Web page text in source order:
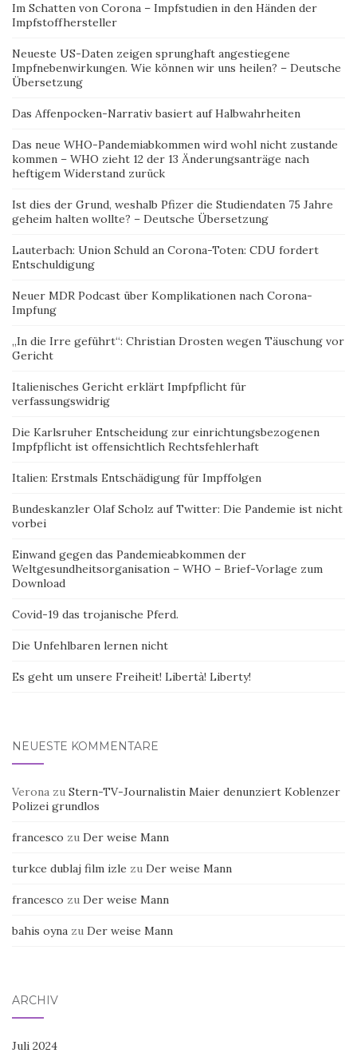
Im Schatten von Corona – Impfstudien in den Händen der
Impfstoffhersteller
Neueste US-Daten zeigen sprunghaft angestiegene
Impfnebenwirkungen. Wie können wir uns heilen? – Deutsche
Übersetzung
Das Affenpocken-Narrativ basiert auf Halbwahrheiten
Das neue WHO-Pandemiabkommen wird wohl nicht zustande
kommen – WHO zieht 12 der 13 Änderungsanträge nach
heftigem Widerstand zurück
Ist dies der Grund, weshalb Pfizer die Studiendaten 75 Jahre
geheim halten wollte? – Deutsche Übersetzung
Lauterbach: Union Schuld an Corona-Toten: CDU fordert
Entschuldigung
Neuer MDR Podcast über Komplikationen nach Corona-
Impfung
„In die Irre geführt“: Christian Drosten wegen Täuschung vor
Gericht
Italienisches Gericht erklärt Impfpflicht für
verfassungswidrig
Die Karlsruher Entscheidung zur einrichtungsbezogenen
Impfpflicht ist offensichtlich Rechtsfehlerhaft
Italien: Erstmals Entschädigung für Impffolgen
Bundeskanzler Olaf Scholz auf Twitter: Die Pandemie ist nicht
vorbei
Einwand gegen das Pandemieabkommen der
Weltgesundheitsorganisation – WHO – Brief-Vorlage zum
Download
Covid-19 das trojanische Pferd.
Die Unfehlbaren lernen nicht
Es geht um unsere Freiheit! Libertà! Liberty!
NEUESTE KOMMENTARE
Verona zu Stern-TV-Journalistin Maier denunziert Koblenzer
Polizei grundlos
francesco zu Der weise Mann
turkce dublaj film izle zu Der weise Mann
francesco zu Der weise Mann
bahis oyna zu Der weise Mann
ARCHIV
Juli 2024